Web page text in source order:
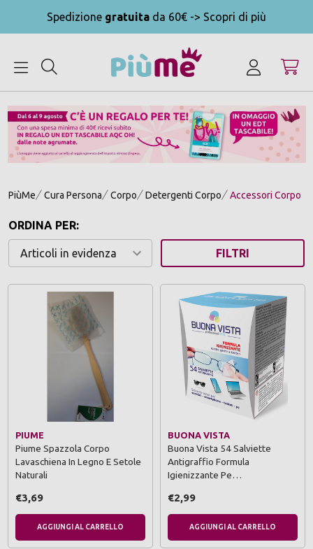
Spedizione gratuita da 60€ -> Scopri di più
PiùMe Cura Persona Corpo Detergenti Corpo Accessori Corpo
ORDINA PER:
FILTRI
PIUME
Piume Spazzola Corpo
Lavaschiena In Legno E Setole
Naturali
€3,69
AGGIUNGI AL CARRELLO
BUONA VISTA
Buona Vista 54 Salviette
Antigraffio Formula
Igienizzante Pe…
€2,99
AGGIUNGI AL CARRELLO